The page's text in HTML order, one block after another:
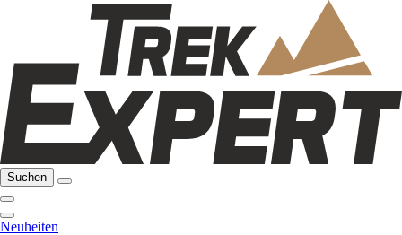
Suchen
Neuheiten